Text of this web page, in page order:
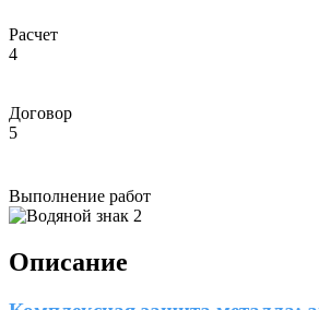
Расчет
4
Договор
5
Выполнение работ
Описание